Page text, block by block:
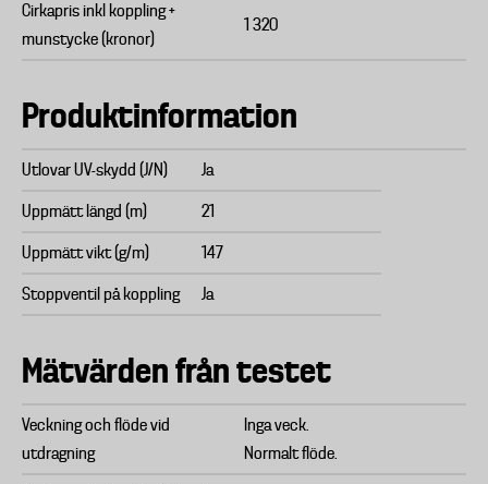
Cirkapris inkl koppling +
munstycke (kronor)
1 320
Produktinformation
Utlovar UV-skydd (J/N) Ja
Uppmätt längd (m) 21
Uppmätt vikt (g/m) 147
Stoppventil på koppling Ja
Mätvärden från testet
Veckning och flöde vid
utdragning
Inga veck.
Normalt flöde.